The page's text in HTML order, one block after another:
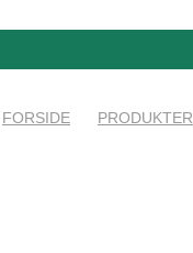
FORSIDE PRODUKTER